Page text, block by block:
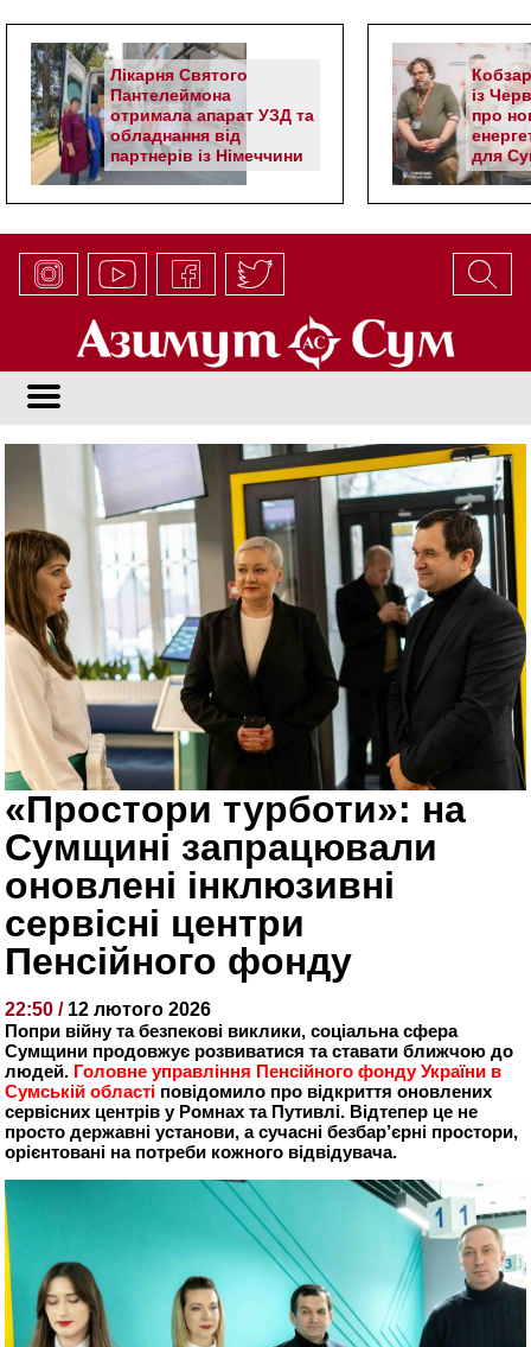
Лікарня Святого
Пантелеймона
отримала апарат УЗД та
обладнання від
партнерів із Німеччини
із
про
для
«Простори турботи»: на
Сумщині запрацювали
оновлені інклюзивні
сервісні центри
Пенсійного фонду
22:50 / 12 лютого 2026
Попри війну та безпекові виклики, соціальна сфера
Сумщини продовжує розвиватися та ставати ближчою до
людей. Головне управління Пенсійного фонду України в
Сумській області повідомило про відкриття оновлених
сервісних центрів у Ромнах та Путивлі. Відтепер це не
просто державні установи, а сучасні безбар’єрні простори,
орієнтовані на потреби кожного відвідувача.